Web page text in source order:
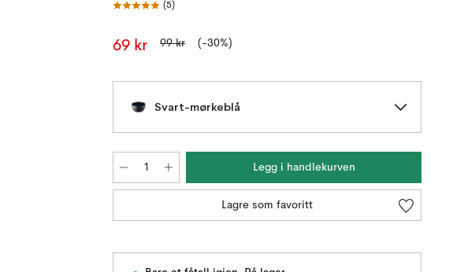
(5)
69 kr 99 kr (-30%)
Svart-mørkeblå
Legg i handlekurven
Lagre som favoritt